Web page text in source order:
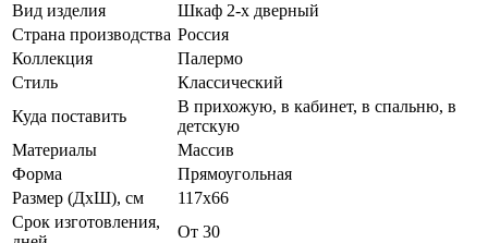
Вид изделия
Шкаф 2-х дверный
Страна производства Россия
Коллекция
Палермо
Стиль
Классический
Куда поставить
В прихожую, в кабинет, в спальню, в
детскую
Материалы
Массив
Форма
Прямоугольная
Размер (ДхШ), см
117х66
Срок изготовления,
От 30